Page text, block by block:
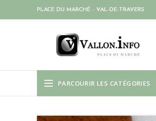
PLACE DU MARCHÉ - VAL-DE-TRAVERS
PARCOURIR LES CATÉGORIES